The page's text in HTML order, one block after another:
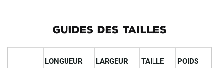
GUIDES DES TAILLES
LONGUEUR
LARGEUR
TAILLE
POIDS